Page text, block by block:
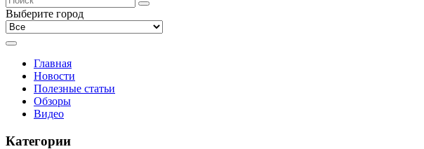
Выберите город
Главная
Новости
Полезные статьи
Обзоры
Видео
Категории